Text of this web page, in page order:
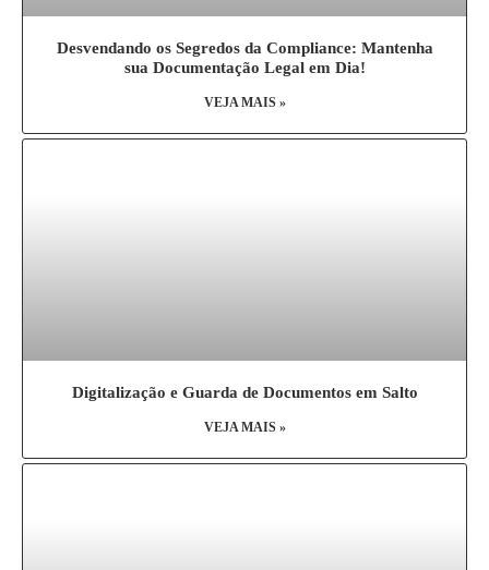
Desvendando os Segredos da Compliance: Mantenha
sua Documentação Legal em Dia!
VEJA MAIS »
Digitalização e Guarda de Documentos em Salto
VEJA MAIS »